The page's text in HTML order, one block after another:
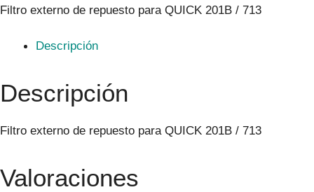
Filtro externo de repuesto para QUICK 201B / 713
Descripción
Descripción
Filtro externo de repuesto para QUICK 201B / 713
Valoraciones